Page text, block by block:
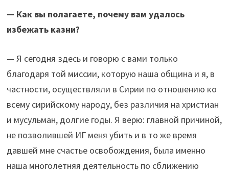
— Как вы полагаете, почему вам удалось
избежать казни?
— Я сегодня здесь и говорю с вами только
благодаря той миссии, которую наша община и я, в
частности, осуществляли в Сирии по отношению ко
всему сирийскому народу, без различия на христиан
и мусульман, долгие годы. Я верю: главной причиной,
не позволившей ИГ меня убить и в то же время
давшей мне счастье освобождения, была именно
наша многолетняя деятельность по сближению